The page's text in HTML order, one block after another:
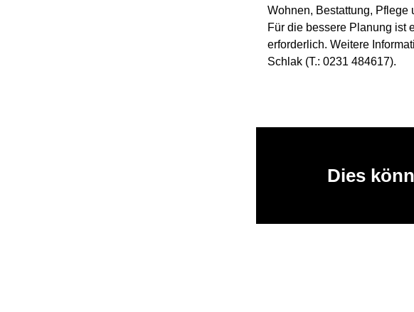
Wohnen, Bestattung, Pflege
Für die bessere Planung ist
erforderlich. Weitere
Schlak (T.: 0231 484617).
Dies